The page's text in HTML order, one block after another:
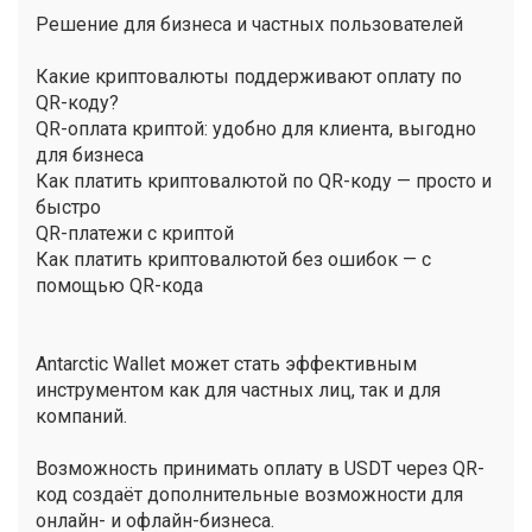
Решение для бизнеса и частных пользователей
Какие криптовалюты поддерживают оплату по
QR-коду?
QR-оплата криптой: удобно для клиента, выгодно
для бизнеса
Как платить криптовалютой по QR-коду — просто и
быстро
QR-платежи с криптой
Как платить криптовалютой без ошибок — с
помощью QR-кода
Antarctic Wallet может стать эффективным
инструментом как для частных лиц, так и для
компаний.
Возможность принимать оплату в USDT через QR-
код создаёт дополнительные возможности для
онлайн- и офлайн-бизнеса.